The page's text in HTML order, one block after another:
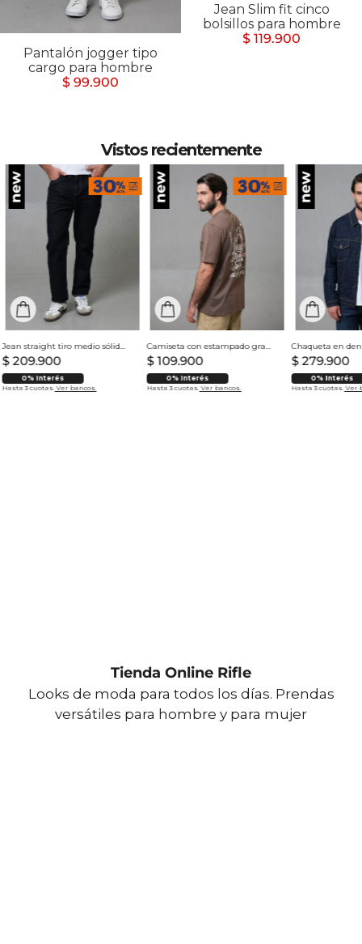
Pantalón jogger tipo
cargo para hombre
$ 99.900
Jean Slim fit cinco
bolsillos para hombre
$ 119.900
Vistos recientemente
Jean straight tiro medio sólido para hombre
$ 209.900
0% Interés
Hasta 3 cuotas. Ver bancos.
Camiseta con estampado grande en espalda para hombre
$ 109.900
0% Interés
Hasta 3 cuotas. Ver bancos.
$ 279.900
0% Interés
Hasta 3 cuotas. Ver
Tienda Online Rifle
Looks de moda para todos los días. Prendas
versátiles para hombre y para mujer